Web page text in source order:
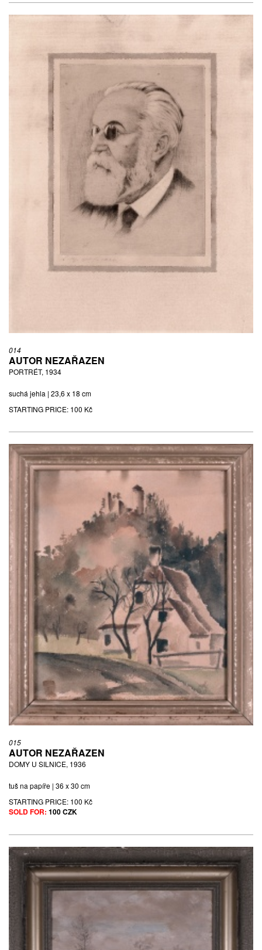
014
AUTOR NEZAŘAZEN
PORTRÉT, 1934
suchá jehla | 23,6 x 18 cm
STARTING PRICE: 100 Kč
015
AUTOR NEZAŘAZEN
DOMY U SILNICE, 1936
tuš na papíře | 36 x 30 cm
STARTING PRICE: 100 Kč
SOLD FOR: 100 CZK